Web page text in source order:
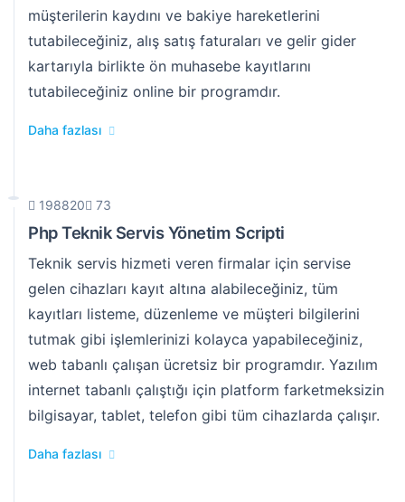
müşterilerin kaydını ve bakiye hareketlerini
tutabileceğiniz, alış satış faturaları ve gelir gider
kartarıyla birlikte ön muhasebe kayıtlarını
tutabileceğiniz online bir programdır.
Daha fazlası
198820 73
Php Teknik Servis Yönetim Scripti
Teknik servis hizmeti veren firmalar için servise
gelen cihazları kayıt altına alabileceğiniz, tüm
kayıtları listeme, düzenleme ve müşteri bilgilerini
tutmak gibi işlemlerinizi kolayca yapabileceğiniz,
web tabanlı çalışan ücretsiz bir programdır. Yazılım
internet tabanlı çalıştığı için platform farketmeksizin
bilgisayar, tablet, telefon gibi tüm cihazlarda çalışır.
Daha fazlası